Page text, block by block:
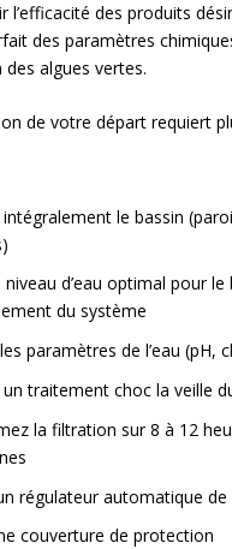
l’efficacité des produits
des paramètres
algues vertes.
de votre départ requiert
le bassin
niveau d’eau optimal pour le
du système
paramètres de l’eau (pH,
un traitement choc la veille
la filtration sur 8 à 12
régulateur automatique de
couverture de protection